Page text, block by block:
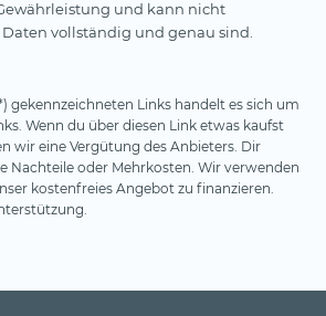
und kann nicht
Daten vollständig und genau sind.
gekennzeichneten Links handelt es sich um
Wenn du über diesen Link etwas kaufst
wir eine Vergütung des Anbieters. Dir
Nachteile oder Mehrkosten. Wir verwenden
kostenfreies Angebot zu finanzieren.